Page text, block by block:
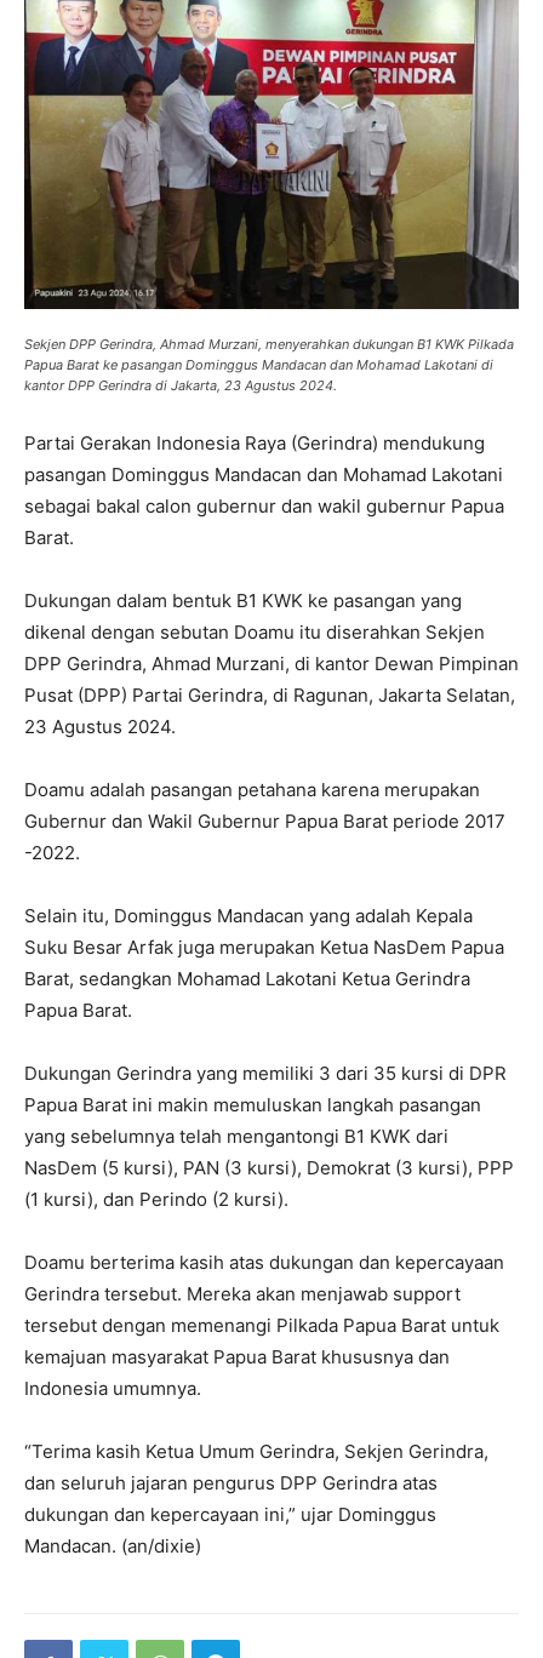
Sekjen DPP Gerindra, Ahmad Murzani, menyerahkan dukungan B1 KWK Pilkada
Papua Barat ke pasangan Dominggus Mandacan dan Mohamad Lakotani di
kantor DPP Gerindra di Jakarta, 23 Agustus 2024.
Partai Gerakan Indonesia Raya (Gerindra) mendukung
pasangan Dominggus Mandacan dan Mohamad Lakotani
sebagai bakal calon gubernur dan wakil gubernur Papua
Barat.
Dukungan dalam bentuk B1 KWK ke pasangan yang
dikenal dengan sebutan Doamu itu diserahkan Sekjen
DPP Gerindra, Ahmad Murzani, di kantor Dewan Pimpinan
Pusat (DPP) Partai Gerindra, di Ragunan, Jakarta Selatan,
23 Agustus 2024.
Doamu adalah pasangan petahana karena merupakan
Gubernur dan Wakil Gubernur Papua Barat periode 2017
-2022.
Selain itu, Dominggus Mandacan yang adalah Kepala
Suku Besar Arfak juga merupakan Ketua NasDem Papua
Barat, sedangkan Mohamad Lakotani Ketua Gerindra
Papua Barat.
Dukungan Gerindra yang memiliki 3 dari 35 kursi di DPR
Papua Barat ini makin memuluskan langkah pasangan
yang sebelumnya telah mengantongi B1 KWK dari
NasDem (5 kursi), PAN (3 kursi), Demokrat (3 kursi), PPP
(1 kursi), dan Perindo (2 kursi).
Doamu berterima kasih atas dukungan dan kepercayaan
Gerindra tersebut. Mereka akan menjawab support
tersebut dengan memenangi Pilkada Papua Barat untuk
kemajuan masyarakat Papua Barat khususnya dan
Indonesia umumnya.
“Terima kasih Ketua Umum Gerindra, Sekjen Gerindra,
dan seluruh jajaran pengurus DPP Gerindra atas
dukungan dan kepercayaan ini,” ujar Dominggus
Mandacan. (an/dixie)